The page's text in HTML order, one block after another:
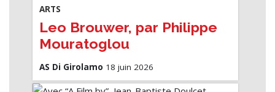
ARTS
Leo Brouwer, par Philippe
Mouratoglou
AS Di Girolamo 18 juin 2026